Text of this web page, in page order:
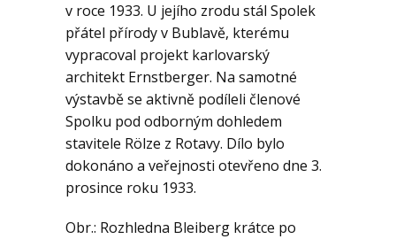
v roce 1933. U jejího zrodu stál Spolek
přátel přírody v Bublavě, kterému
vypracoval projekt karlovarský
architekt Ernstberger. Na samotné
výstavbě se aktivně podíleli členové
Spolku pod odborným dohledem
stavitele Rölze z Rotavy. Dílo bylo
dokonáno a veřejnosti otevřeno dne 3.
prosince roku 1933.
Obr.: Rozhledna Bleiberg krátce po